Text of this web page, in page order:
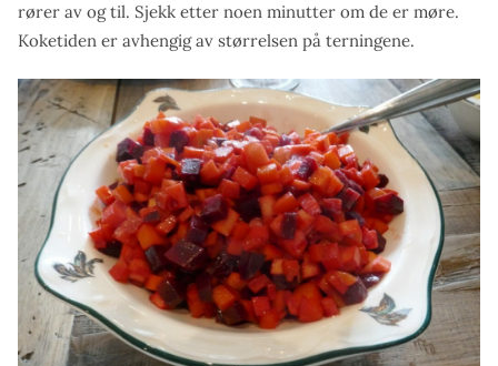
rører av og til. Sjekk etter noen minutter om de er møre.
Koketiden er avhengig av størrelsen på terningene.